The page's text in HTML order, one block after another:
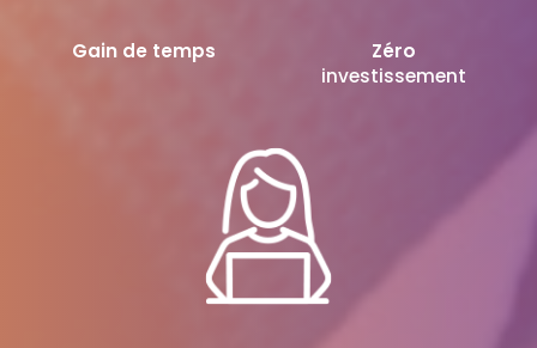
Gain de temps
Zéro
investissement